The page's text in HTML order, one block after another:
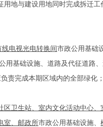
地与建设用地同时完成拆迁工
电视光电转换间市政公用基础
基础设施、道路及代征道路
责完成本期区域内的全部绿化
卫生站、室内文化活动中心
室、邮政所市政公用基础设施、